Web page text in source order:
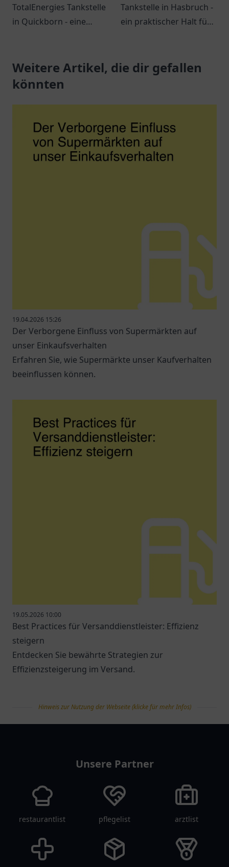
TotalEnergies Tankstelle
in Quickborn - eine
Einheimische mit
erstklassigem Service
Tankstelle in Hasbruch -
ein praktischer Halt für
Weitere Artikel, die dir gefallen
könnten
19.04.2026 15:26
Der Verborgene Einfluss von Supermärkten auf
unser Einkaufsverhalten
Erfahren Sie, wie Supermärkte unser Kaufverhalten
beeinflussen können.
19.05.2026 10:00
Best Practices für Versanddienstleister: Effizienz
steigern
Entdecken Sie bewährte Strategien zur
Effizienzsteigerung im Versand.
Hinweis zur Nutzung der Webseite (klicke für mehr Infos)
Unsere Partner
restaurantlist pflegelist arztlist